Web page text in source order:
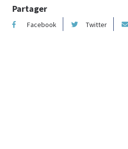
Partager
Facebook Twitter